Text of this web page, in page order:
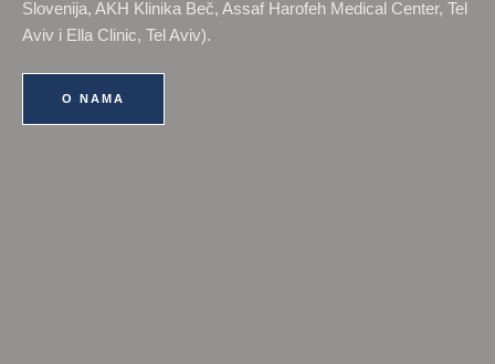
Slovenija, AKH Klinika Beč, Assaf Harofeh Medical Center, Tel
Aviv i Ella Clinic, Tel Aviv).
O NAMA